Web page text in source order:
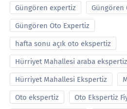
Güngören expertiz Güngören
Güngören Oto Expertiz
hafta sonu açık oto ekspertiz
Hürriyet Mahallesi araba ekspertiz
Hürriyet Mahallesi Ekspertiz
Oto ekspertiz Oto Ekspertiz